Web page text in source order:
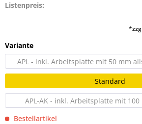
Listenpreis:
Variante
APL - inkl. Arbeitsplatte mit 50 mm
Standard
APL-AK - inkl. Arbeitsplatte mit
Aufkantung
Bestellartikel